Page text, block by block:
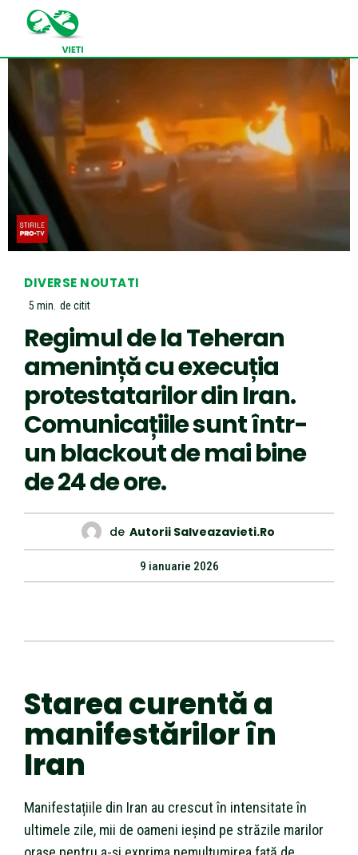
DIVERSE NOUTATI
5 min. de citit
Regimul de la Teheran
amenință cu execuția
protestatarilor din Iran.
Comunicațiile sunt într-
un blackout de mai bine
de 24 de ore.
de Autorii Salveazavieti.ro
9 ianuarie 2026
Starea curentă a
manifestărilor în
Iran
Manifestațiile din Iran au crescut în intensitate în
ultimele zile, mii de oameni ieșind pe străzile marilor